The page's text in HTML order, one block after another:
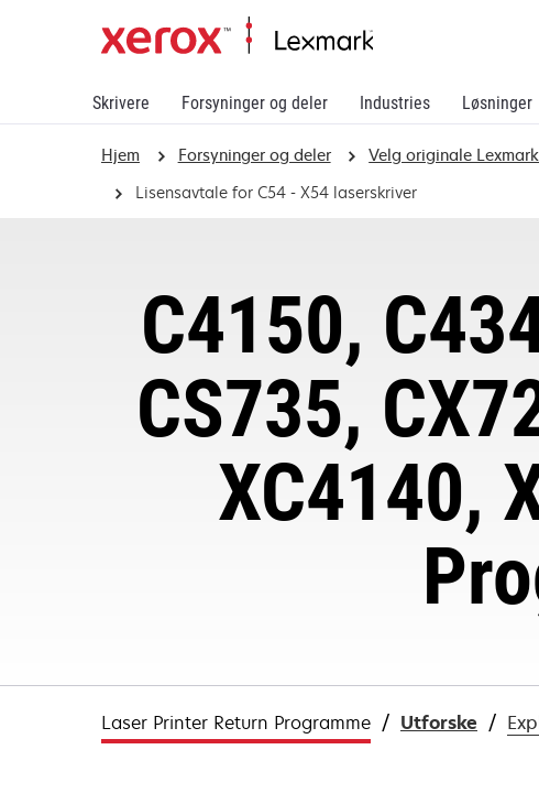
Skrivere Forsyninger og deler Industries Løsninger
Hjem Forsyninger og deler Velg originale
Lisensavtale for C54 - X54 laserskriver
C4150,
CS735,
XC4140,
Laser Printer Return Programme Utforske